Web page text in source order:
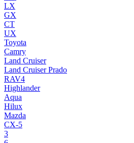
LX
GX
CT
UX
Toyota
Camry
Land Cruiser
Land Cruiser Prado
RAV4
Highlander
Aqua
Hilux
Mazda
CX-5
3